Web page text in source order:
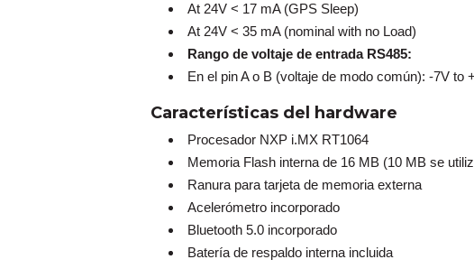
At 24V < 17 mA (GPS Sleep)
At 24V < 35 mA (nominal with no Load)
Rango de voltaje de entrada RS485:
En el pin A o B (voltaje de modo común): -7V to
Características del hardware
Procesador NXP i.MX RT1064
Memoria Flash interna de 16 MB (10 MB se
Ranura para tarjeta de memoria externa
Acelerómetro incorporado
Bluetooth 5.0 incorporado
Batería de respaldo interna incluida